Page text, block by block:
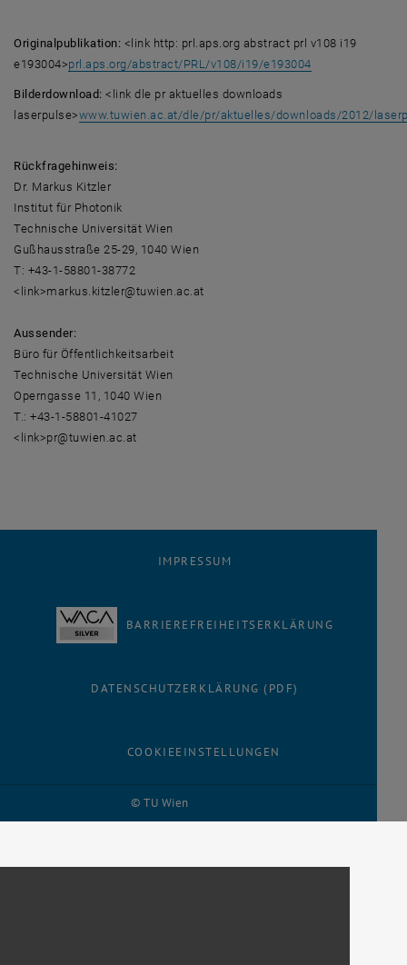
Originalpublikation: <link http: prl.aps.org abstract prl v108 i19
e193004>prl.aps.org/abstract/PRL/v108/i19/e193004
Bilderdownload: <link dle pr aktuelles downloads
laserpulse>www.tuwien.ac.at/dle/pr/aktuelles/downloads/2012/
Rückfragehinweis:
Dr. Markus Kitzler
Institut für Photonik
Technische Universität Wien
Gußhausstraße 25-29, 1040 Wien
T: +43-1-58801-38772
<link>markus.kitzler@tuwien.ac.at
Aussender:
Büro für Öffentlichkeitsarbeit
Technische Universität Wien
Operngasse 11, 1040 Wien
T.: +43-1-58801-41027
<link>pr@tuwien.ac.at
© TU Wien
IMPRESSUM
BARRIEREFREIHEITSERKLÄRUNG
DATENSCHUTZERKLÄRUNG (PDF)
COOKIEEINSTELLUNGEN